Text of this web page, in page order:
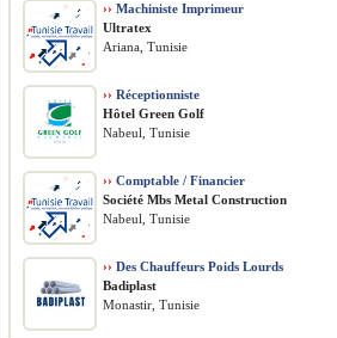
›› Machiniste Imprimeur
Ultratex
Ariana, Tunisie
›› Réceptionniste
Hôtel Green Golf
Nabeul, Tunisie
›› Comptable / Financier
Société Mbs Metal Construction
Nabeul, Tunisie
›› Des Chauffeurs Poids Lourds
Badiplast
Monastir, Tunisie